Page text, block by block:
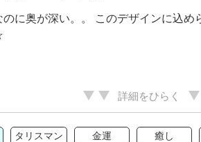
のに奥が深い。。 このデザインに込
詳細をひらく
タリスマン 金運 癒し